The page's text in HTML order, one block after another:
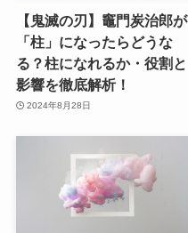
【鬼滅の刃】竈門炭治郎が
「柱」になったらどうな
る？柱になれるか・役割と
影響を徹底解析！
2024年8月28日